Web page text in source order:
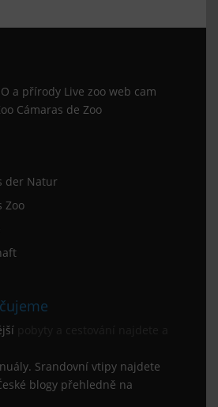
a přírody Live zoo web cam
Cámaras de Zoo
der Natur
Zoo
Srandovní vtipy najdete
blogy přehledně na